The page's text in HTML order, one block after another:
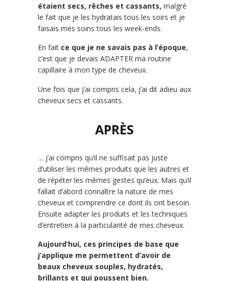
étaient secs, rêches et cassants, malgré
le fait que je les hydratais tous les soirs et je
faisais mes soins tous les week-ends.
En fait ce que je ne savais pas à l’époque,
c’est que je devais ADAPTER ma routine
capillaire à mon type de cheveux.
Une fois que j’ai compris cela, j’ai dit adieu aux
cheveux secs et cassants.
APRÈS
… j’ai compris qu’il ne suffisait pas juste
d’utiliser les mêmes produits que les autres et
de répéter les mêmes gestes qu’eux. Mais qu’il
fallait d’abord connaître la nature de mes
cheveux et comprendre ce dont ils ont besoin.
Ensuite adapter les produits et les techniques
d’entretien à la particularité de mes cheveux.
Aujourd’hui, ces principes de base que
j’applique me permettent d’avoir de
beaux cheveux souples, hydratés,
brillants et qui poussent bien.